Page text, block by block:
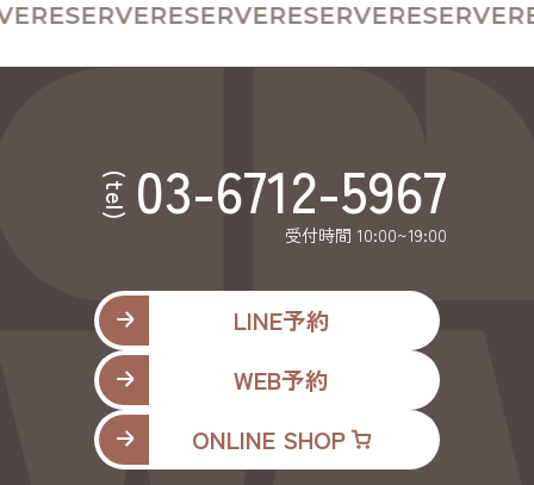
RESERVERESERVERESERVERESERVE
(tel) 03-6712-5967
受付時間 10:00~19:00
LINE予約
WEB予約
ONLINE SHOP